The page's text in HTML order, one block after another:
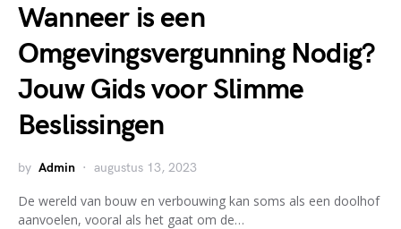
Wanneer is een
Omgevingsvergunning Nodig?
Jouw Gids voor Slimme
Beslissingen
by Admin augustus 13, 2023
De wereld van bouw en verbouwing kan soms als een doolhof
aanvoelen, vooral als het gaat om de…